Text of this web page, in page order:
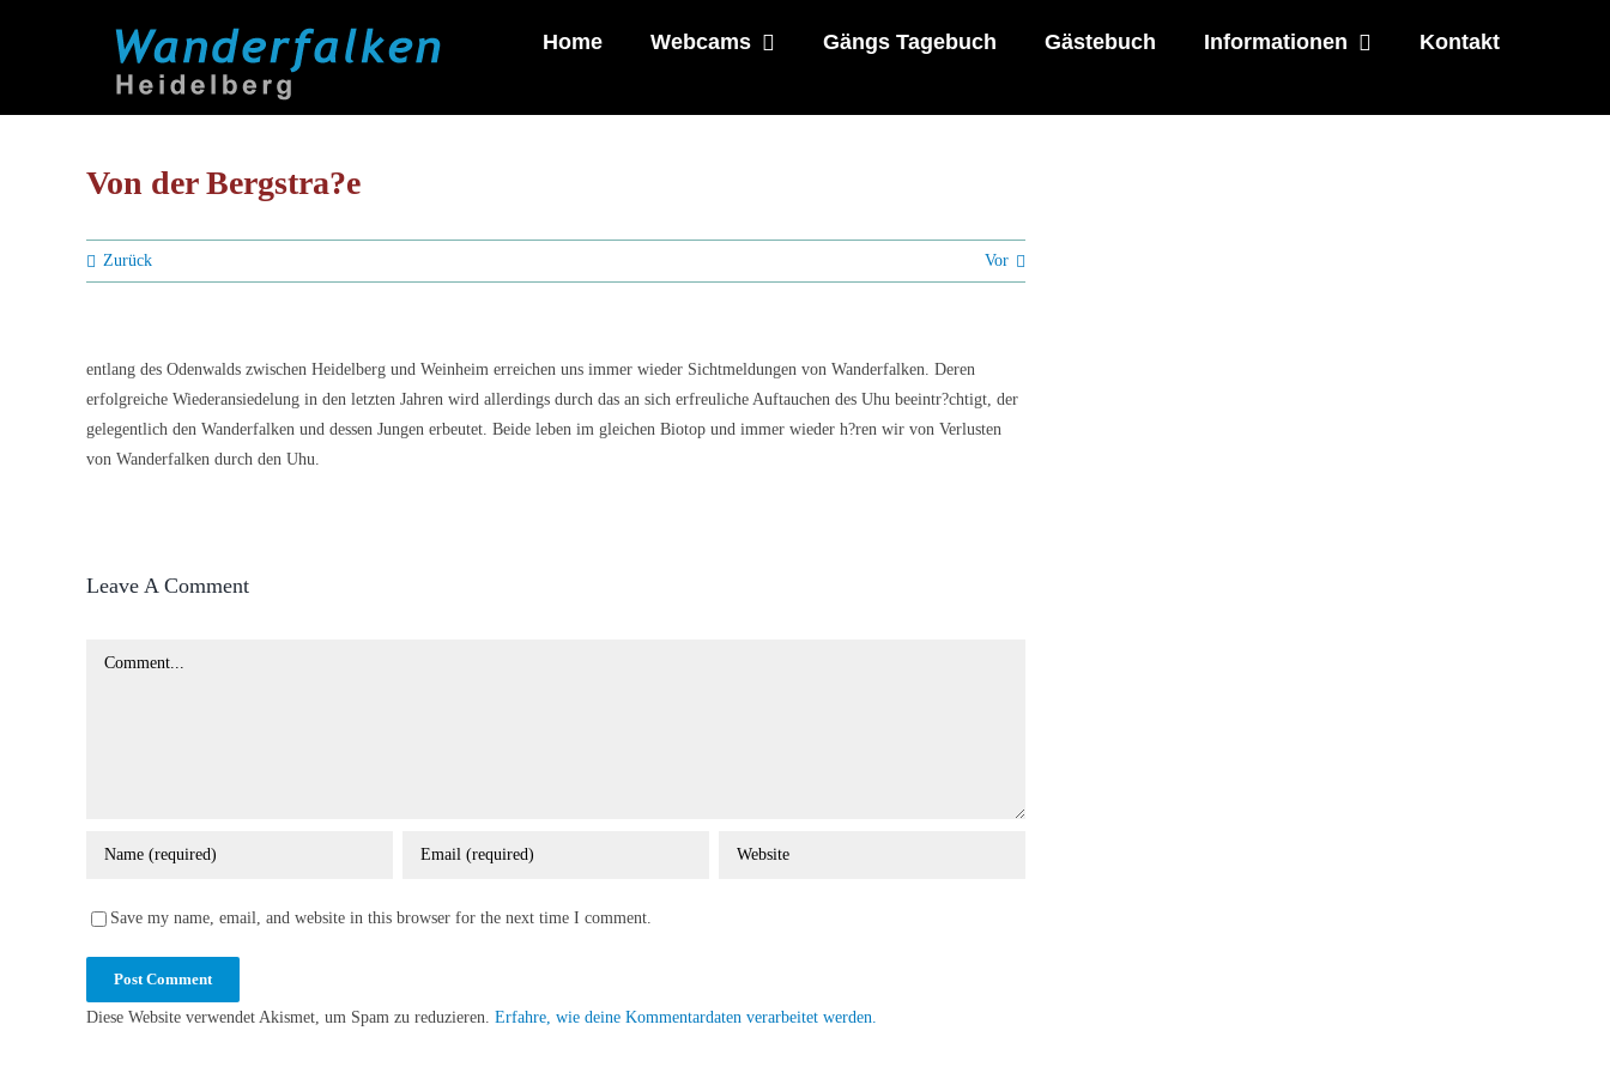
Home Webcams Gängs Tagebuch Gästebuch Informationen Kontakt
Von der Bergstra?e
Zurück Vor
entlang des Odenwalds zwischen Heidelberg und Weinheim erreichen uns immer wieder Sichtmeldungen von Wanderfalken. Deren
erfolgreiche Wiederansiedelung in den letzten Jahren wird allerdings durch das an sich erfreuliche Auftauchen des Uhu beeintr?chtigt, der
gelegentlich den Wanderfalken und dessen Jungen erbeutet. Beide leben im gleichen Biotop und immer wieder h?ren wir von Verlusten
von Wanderfalken durch den Uhu.
Leave A Comment
Comment
Save my name, email, and website in this browser for the next time I comment.
Diese Website verwendet Akismet, um Spam zu reduzieren. Erfahre, wie deine Kommentardaten verarbeitet werden.